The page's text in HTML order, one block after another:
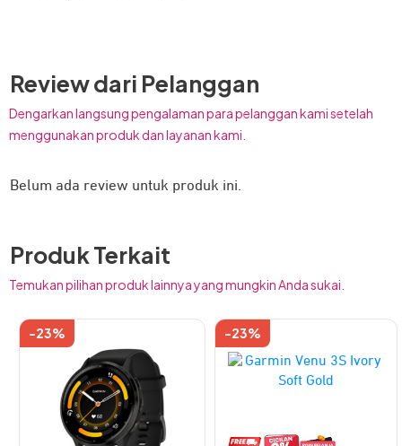
Review dari Pelanggan
Dengarkan langsung pengalaman para pelanggan kami setelah
menggunakan produk dan layanan kami.
Belum ada review untuk produk ini.
Produk Terkait
Temukan pilihan produk lainnya yang mungkin Anda sukai.
-23% -23%